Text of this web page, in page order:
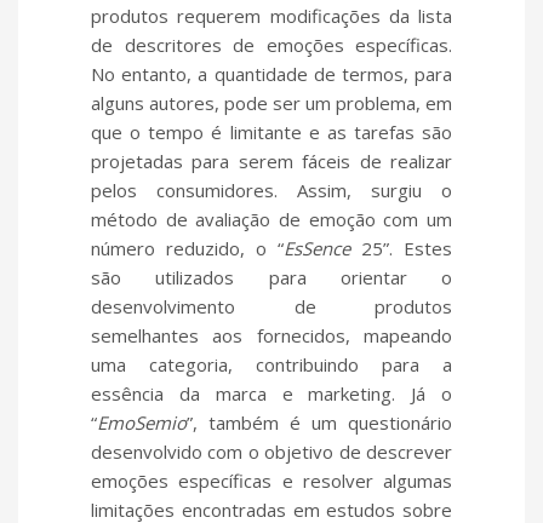
produtos requerem modificações da lista
de descritores de emoções específicas.
No entanto, a quantidade de termos, para
alguns autores, pode ser um problema, em
que o tempo é limitante e as tarefas são
projetadas para serem fáceis de realizar
pelos consumidores. Assim, surgiu o
método de avaliação de emoção com um
número reduzido, o “EsSence25”. Estes
são utilizados para orientar o
desenvolvimento de produtos
semelhantes aos fornecidos, mapeando
uma categoria, contribuindo para a
essência da marca e marketing. Já o
“EmoSemio”, também é um questionário
desenvolvido com o objetivo de descrever
emoções específicas e resolver algumas
limitações encontradas em estudos sobre